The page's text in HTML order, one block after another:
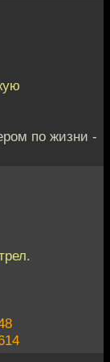
по жизни -